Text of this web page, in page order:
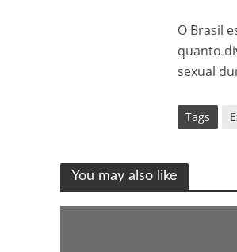
O Brasil
quanto
sexual
Tags
You may also like